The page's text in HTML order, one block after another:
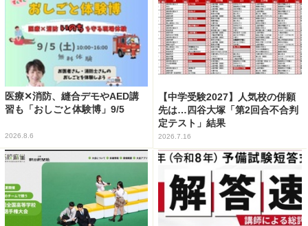
医療✕消防、縫合デモやAED講
習も「おしごと体験博」9/5
2026.8.6
【中学受験2027】人気校の併願
先は…四谷大塚「第2回合不合判
定テスト」結果
2026.7.16